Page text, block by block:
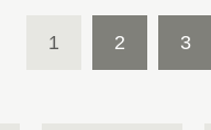
1 2 3